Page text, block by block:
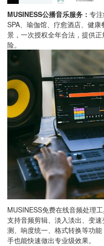
MUSINESS公播音乐服务： 专
SPA、瑜伽馆、疗愈酒店、健
景，一次授权全年合法，提供
险。
MUSINESS免费在线音频处理
支持音频剪辑、淡入淡出、变
测、响度统一、格式转换等功
手也能快速做出专业级效果。